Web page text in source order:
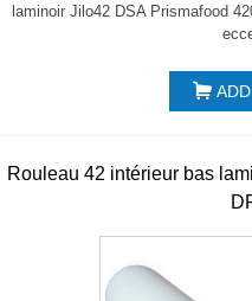
laminoir Jilo42 DSA Prismafood
Rouleau 42 intérieur bas